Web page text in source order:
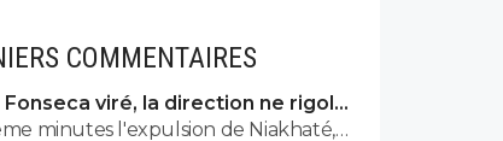
COMMENTAIRES
Fonseca viré, la direction ne rigole
minutes l'expulsion de Niakhaté,